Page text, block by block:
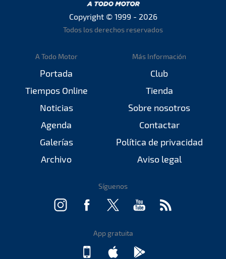
Copyright © 1999 - 2026
Todos los derechos reservados
A Todo Motor
Portada
Tiempos Online
Noticias
Agenda
Galerías
Archivo
Más Información
Club
Tienda
Sobre nosotros
Contactar
Política de privacidad
Aviso legal
Síguenos
App gratuita